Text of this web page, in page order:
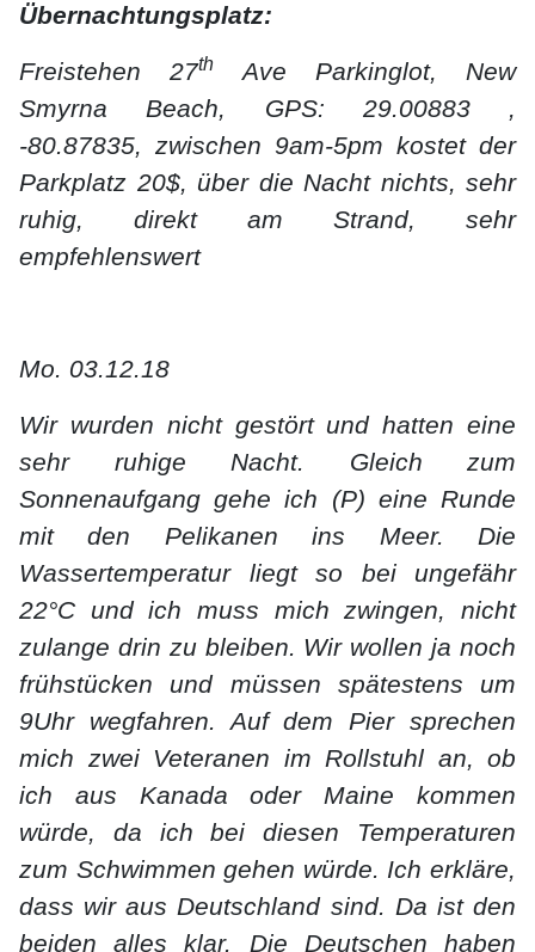
Übernachtungsplatz:
Freistehen 27th
Ave Parkinglot, New
Smyrna Beach, GPS: 29.00883 ,
-80.87835, zwischen 9am-5pm kostet der
Parkplatz 20$, über die Nacht nichts, sehr
ruhig, direkt am Strand, sehr
empfehlenswert
Mo. 03.12.18
Wir wurden nicht gestört und hatten eine
sehr ruhige Nacht. Gleich zum
Sonnenaufgang gehe ich (P) eine Runde
mit den Pelikanen ins Meer. Die
Wassertemperatur liegt so bei ungefähr
22°C und ich muss mich zwingen, nicht
zulange drin zu bleiben. Wir wollen ja noch
frühstücken und müssen spätestens um
9Uhr wegfahren. Auf dem Pier sprechen
mich zwei Veteranen im Rollstuhl an, ob
ich aus Kanada oder Maine kommen
würde, da ich bei diesen Temperaturen
zum Schwimmen gehen würde. Ich erkläre,
dass wir aus Deutschland sind. Da ist den
beiden alles klar. Die Deutschen haben